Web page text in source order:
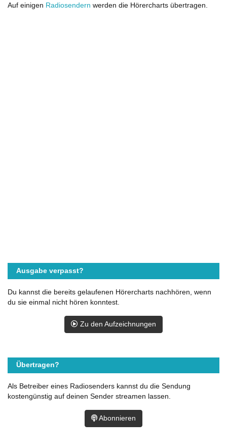
Auf einigen Radiosendern werden die Hörercharts übertragen.
Ausgabe verpasst?
Du kannst die bereits gelaufenen Hörercharts nachhören, wenn
du sie einmal nicht hören konntest.
Zu den Aufzeichnungen
Übertragen?
Als Betreiber eines Radiosenders kannst du die Sendung
kostengünstig auf deinen Sender streamen lassen.
Abonnieren